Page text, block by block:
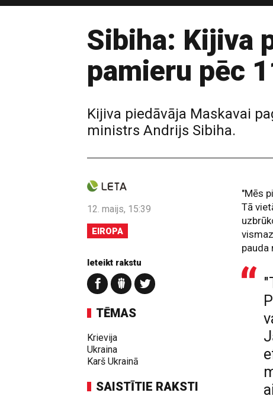
Sibiha: Kijiva
pamieru pēc
Kijiva piedāvāja Maskavai
ministrs Andrijs Sibiha.
12. maijs, 15:39
EIROPA
Ieteikt rakstu
TĒMAS
Krievija
Ukraina
Karš Ukrainā
SAISTĪTIE RAKSTI
"Mēs
Tā
pauda